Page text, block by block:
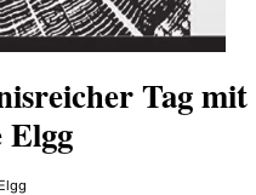
Tag
Elgg
Elgg